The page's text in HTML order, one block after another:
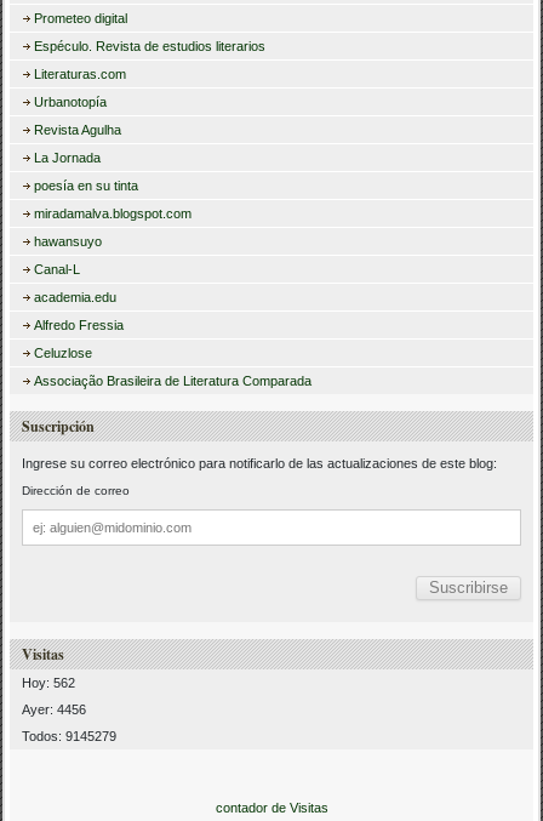
Prometeo digital
Espéculo. Revista de estudios literarios
Literaturas.com
Urbanotopía
Revista Agulha
La Jornada
poesía en su tinta
miradamalva.blogspot.com
hawansuyo
Canal-L
academia.edu
Alfredo Fressia
Celuzlose
Associação Brasileira de Literatura Comparada
Suscripción
Ingrese su correo electrónico para notificarlo de las actualizaciones de este blog:
Dirección de correo
Dirección
de
correo
Visitas
Hoy: 562
Ayer: 4456
Todos: 9145279
contador de Visitas